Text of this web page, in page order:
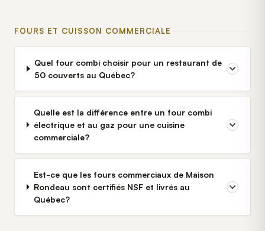
FOURS ET CUISSON COMMERCIALE
Quel four combi choisir pour un restaurant de
50 couverts au Québec?
Quelle est la différence entre un four combi
électrique et au gaz pour une cuisine
commerciale?
Est-ce que les fours commerciaux de Maison
Rondeau sont certifiés NSF et livrés au
Québec?